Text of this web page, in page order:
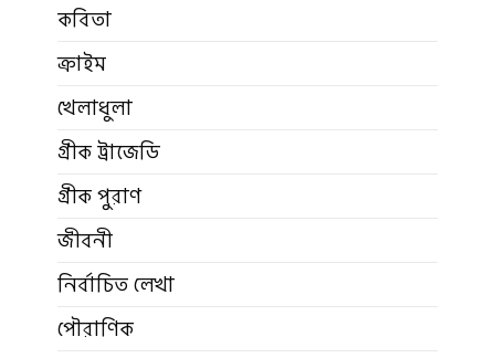
কবিতা
ক্রাইম
খেলাধুলা
গ্রীক ট্রাজেডি
গ্রীক পুরাণ
জীবনী
নির্বাচিত লেখা
পৌরাণিক